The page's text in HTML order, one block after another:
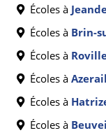
Écoles à
Écoles à Brin-
Écoles à
Écoles à
Écoles à
Écoles à